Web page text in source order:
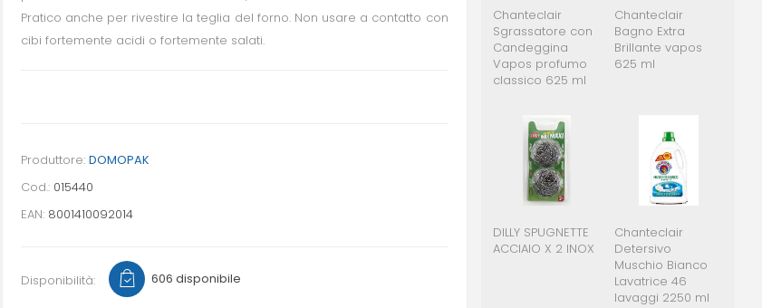
Pratico anche per rivestire la teglia del forno. Non usare a contatto con
cibi fortemente acidi o fortemente salati.
Produttore: DOMOPAK
Cod.: 015440
EAN: 8001410092014
Disponibilità: 606 disponibile
Chanteclair
Sgrassatore con
Candeggina
Vapos profumo
classico 625 ml
Chanteclair
Bagno Extra
Brillante vapos
625 ml
DILLY SPUGNETTE
ACCIAIO X 2 INOX
Chanteclair
Detersivo
Muschio Bianco
Lavatrice 46
lavaggi 2250 ml